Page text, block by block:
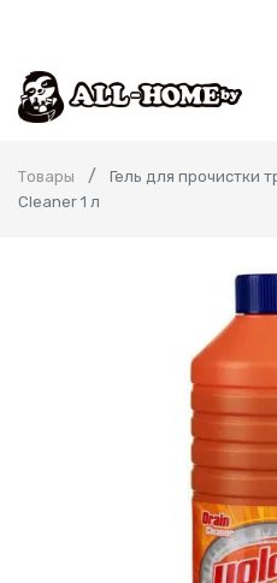
Товары
Гель для прочистки
Cleaner 1 л